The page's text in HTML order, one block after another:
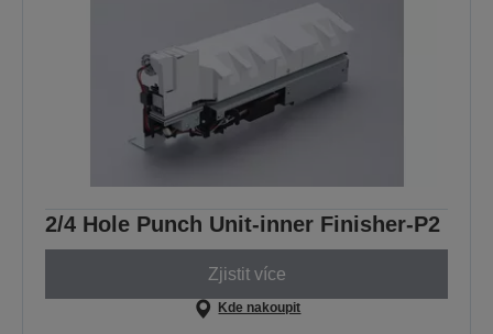
2/4 Hole Punch Unit-inner Finisher-P2
Zjistit více
Kde nakoupit